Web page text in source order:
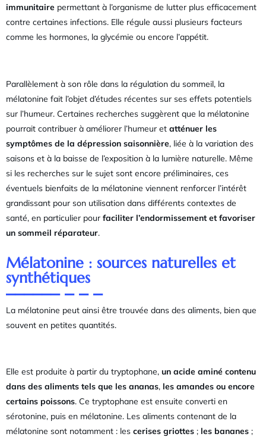
immunitaire permettant à l’organisme de lutter plus efficacement
contre certaines infections. Elle régule aussi plusieurs facteurs
comme les hormones, la glycémie ou encore l’appétit.
Parallèlement à son rôle dans la régulation du sommeil, la
mélatonine fait l’objet d’études récentes sur ses effets potentiels
sur l’humeur. Certaines recherches suggèrent que la mélatonine
pourrait contribuer à améliorer l’humeur et atténuer les
symptômes de la dépression saisonnière, liée à la variation des
saisons et à la baisse de l’exposition à la lumière naturelle. Même
si les recherches sur le sujet sont encore préliminaires, ces
éventuels bienfaits de la mélatonine viennent renforcer l’intérêt
grandissant pour son utilisation dans différents contextes de
santé, en particulier pour faciliter l’endormissement et favoriser
un sommeil réparateur.
Mélatonine : sources naturelles et
synthétiques
La mélatonine peut ainsi être trouvée dans des aliments, bien que
souvent en petites quantités.
Elle est produite à partir du tryptophane, un acide aminé contenu
dans des aliments tels que les ananas, les amandes ou encore
certains poissons. Ce tryptophane est ensuite converti en
sérotonine, puis en mélatonine. Les aliments contenant de la
mélatonine sont notamment : les cerises griottes ; les bananes ;